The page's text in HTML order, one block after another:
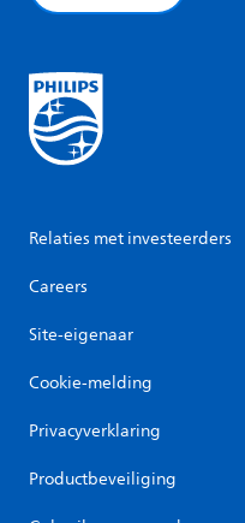
Relaties met investeerders
Careers
Site-eigenaar
Cookie-melding
Privacyverklaring
Productbeveiliging